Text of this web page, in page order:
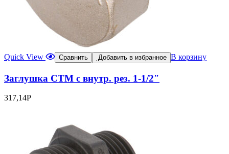
Quick View Сравнить Добавить в избранное В корзину
Заглушка CTM с внутр. рез. 1-1/2″
317,14Р